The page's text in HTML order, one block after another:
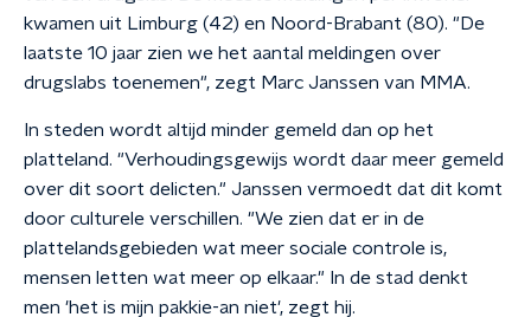
kwamen uit Limburg (42) en Noord-Brabant (80). "De
laatste 10 jaar zien we het aantal meldingen over
drugslabs toenemen", zegt Marc Janssen van MMA.
In steden wordt altijd minder gemeld dan op het
platteland. "Verhoudingsgewijs wordt daar meer gemeld
over dit soort delicten." Janssen vermoedt dat dit komt
door culturele verschillen. "We zien dat er in de
plattelandsgebieden wat meer sociale controle is,
mensen letten wat meer op elkaar." In de stad denkt
men 'het is mijn pakkie-an niet', zegt hij.